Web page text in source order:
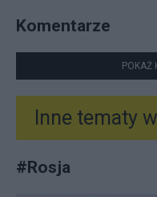
Komentarze
POKAŻ
Inne tematy
#Rosja